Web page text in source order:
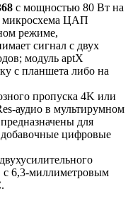
с мощностью 80 Вт на
микросхема ЦАП
режиме,
сигнал с двух
модуль aptX
с планшета либо на
пропуска 4K или
аудио в мультирумном
для
цифровые
с 6,3-миллиметровым